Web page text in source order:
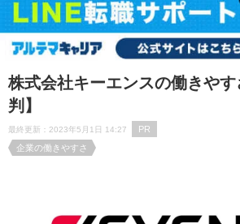
株式会社キーエンスの働きや
判】
最終更新：2023年5月1日 14:27
PR
企業の働きやすさ